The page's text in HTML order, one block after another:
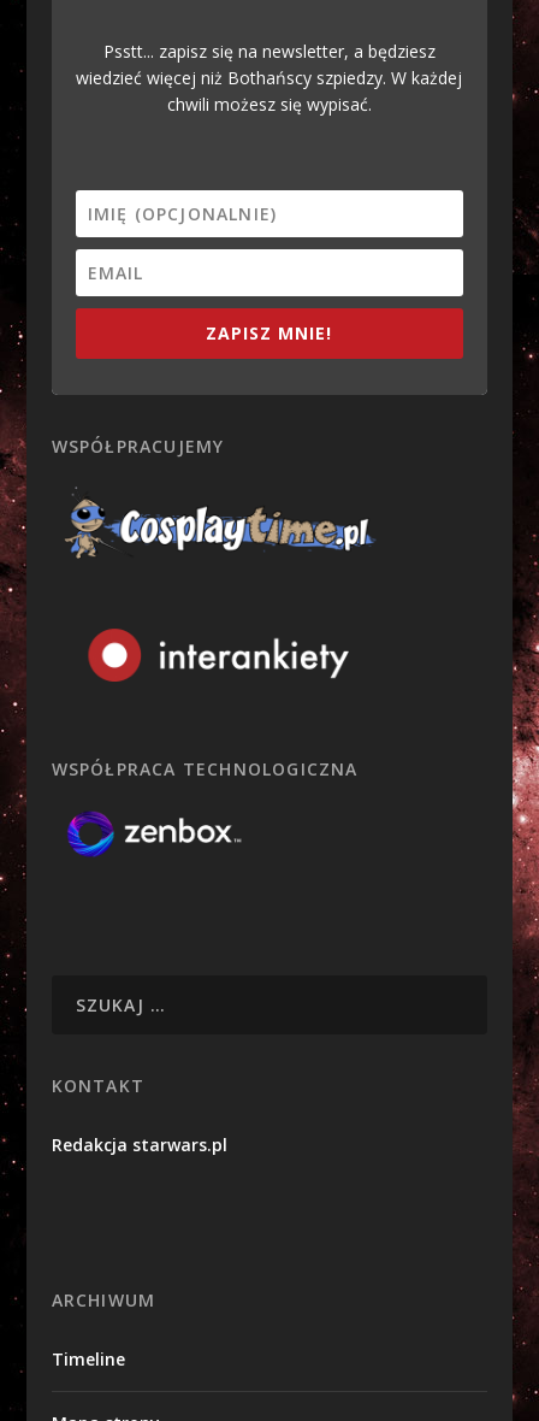
Psstt... zapisz się na newsletter, a będziesz
wiedzieć więcej niż Bothańscy szpiedzy. W każdej
chwili możesz się wypisać.
ZAPISZ MNIE!
WSPÓŁPRACUJEMY
WSPÓŁPRACA TECHNOLOGICZNA
KONTAKT
Redakcja starwars.pl
ARCHIWUM
Timeline